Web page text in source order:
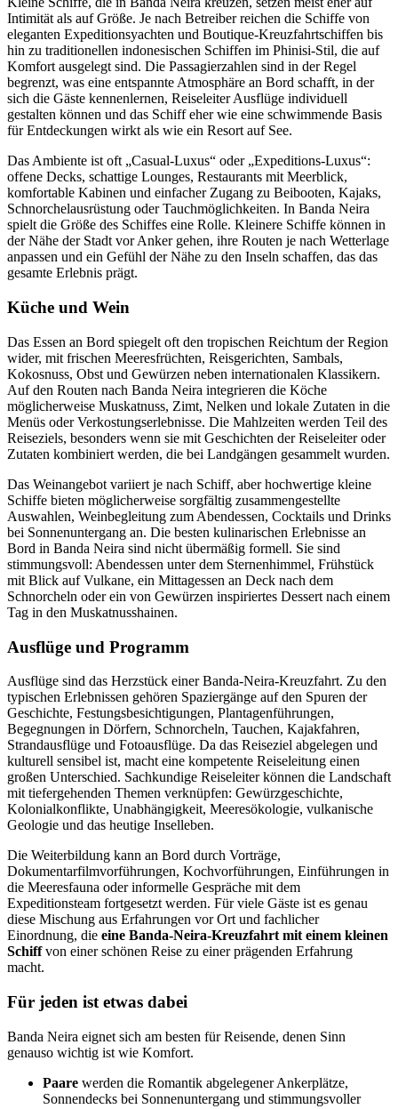
Intimität als auf Größe. Je nach Betreiber reichen die Schiffe von
eleganten Expeditionsyachten und Boutique-Kreuzfahrtschiffen bis
hin zu traditionellen indonesischen Schiffen im Phinisi-Stil, die auf
Komfort ausgelegt sind. Die Passagierzahlen sind in der Regel
begrenzt, was eine entspannte Atmosphäre an Bord schafft, in der
sich die Gäste kennenlernen, Reiseleiter Ausflüge individuell
gestalten können und das Schiff eher wie eine schwimmende Basis
für Entdeckungen wirkt als wie ein Resort auf See.
Das Ambiente ist oft „Casual-Luxus“ oder „Expeditions-Luxus“:
offene Decks, schattige Lounges, Restaurants mit Meerblick,
komfortable Kabinen und einfacher Zugang zu Beibooten, Kajaks,
Schnorchelausrüstung oder Tauchmöglichkeiten. In Banda Neira
spielt die Größe des Schiffes eine Rolle. Kleinere Schiffe können in
der Nähe der Stadt vor Anker gehen, ihre Routen je nach Wetterlage
anpassen und ein Gefühl der Nähe zu den Inseln schaffen, das das
gesamte Erlebnis prägt.
Küche und Wein
Das Essen an Bord spiegelt oft den tropischen Reichtum der Region
wider, mit frischen Meeresfrüchten, Reisgerichten, Sambals,
Kokosnuss, Obst und Gewürzen neben internationalen Klassikern.
Auf den Routen nach Banda Neira integrieren die Köche
möglicherweise Muskatnuss, Zimt, Nelken und lokale Zutaten in die
Menüs oder Verkostungserlebnisse. Die Mahlzeiten werden Teil des
Reiseziels, besonders wenn sie mit Geschichten der Reiseleiter oder
Zutaten kombiniert werden, die bei Landgängen gesammelt wurden.
Das Weinangebot variiert je nach Schiff, aber hochwertige kleine
Schiffe bieten möglicherweise sorgfältig zusammengestellte
Auswahlen, Weinbegleitung zum Abendessen, Cocktails und Drinks
bei Sonnenuntergang an. Die besten kulinarischen Erlebnisse an
Bord in Banda Neira sind nicht übermäßig formell. Sie sind
stimmungsvoll: Abendessen unter dem Sternenhimmel, Frühstück
mit Blick auf Vulkane, ein Mittagessen an Deck nach dem
Schnorcheln oder ein von Gewürzen inspiriertes Dessert nach einem
Tag in den Muskatnusshainen.
Ausflüge und Programm
Ausflüge sind das Herzstück einer Banda-Neira-Kreuzfahrt. Zu den
typischen Erlebnissen gehören Spaziergänge auf den Spuren der
Geschichte, Festungsbesichtigungen, Plantagenführungen,
Begegnungen in Dörfern, Schnorcheln, Tauchen, Kajakfahren,
Strandausflüge und Fotoausflüge. Da das Reiseziel abgelegen und
kulturell sensibel ist, macht eine kompetente Reiseleitung einen
großen Unterschied. Sachkundige Reiseleiter können die Landschaft
mit tiefergehenden Themen verknüpfen: Gewürzgeschichte,
Kolonialkonflikte, Unabhängigkeit, Meeresökologie, vulkanische
Geologie und das heutige Inselleben.
Die Weiterbildung kann an Bord durch Vorträge,
Dokumentarfilmvorführungen, Kochvorführungen, Einführungen in
die Meeresfauna oder informelle Gespräche mit dem
Expeditionsteam fortgesetzt werden. Für viele Gäste ist es genau
diese Mischung aus Erfahrungen vor Ort und fachlicher
Einordnung, die eine Banda-Neira-Kreuzfahrt mit einem kleinen
Schiffvon einer schönen Reise zu einer prägenden Erfahrung
macht.
Für jeden ist etwas dabei
Banda Neira eignet sich am besten für Reisende, denen Sinn
genauso wichtig ist wie Komfort.
Paare werden die Romantik abgelegener Ankerplätze,
Sonnendecks bei Sonnenuntergang und stimmungsvoller